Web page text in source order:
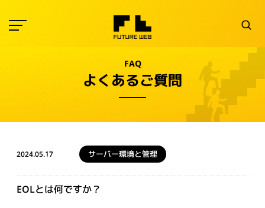
FAQ
よくあるご質問
2024.05.17 サーバー環境と管理
EOLとは何ですか？